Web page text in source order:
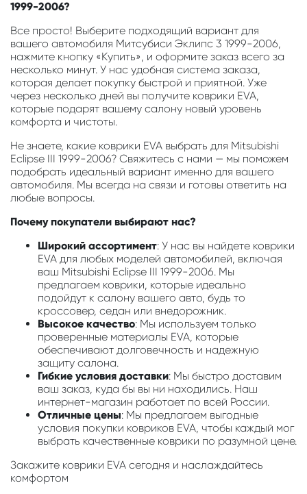
1999-2006?
Все просто! Выберите подходящий вариант для
вашего автомобиля Митсубиси Эклипс 3 1999-2006,
нажмите кнопку «Купить», и оформите заказ всего за
несколько минут. У нас удобная система заказа,
которая делает покупку быстрой и приятной. Уже
через несколько дней вы получите коврики EVA,
которые подарят вашему салону новый уровень
комфорта и чистоты.
Не знаете, какие коврики EVA выбрать для Mitsubishi
Eclipse III 1999-2006? Свяжитесь с нами — мы поможем
подобрать идеальный вариант именно для вашего
автомобиля. Мы всегда на связи и готовы ответить на
любые вопросы.
Почему покупатели выбирают нас?
Широкий ассортимент: У нас вы найдете коврики
EVA для любых моделей автомобилей, включая
ваш Mitsubishi Eclipse III 1999-2006. Мы
предлагаем коврики, которые идеально
подойдут к салону вашего авто, будь то
кроссовер, седан или внедорожник.
Высокое качество: Мы используем только
проверенные материалы EVA, которые
обеспечивают долговечность и надежную
защиту салона.
Гибкие условия доставки: Мы быстро доставим
ваш заказ, куда бы вы ни находились. Наш
интернет-магазин работает по всей России.
Отличные цены: Мы предлагаем выгодные
условия покупки ковриков EVA, чтобы каждый мог
выбрать качественные коврики по разумной цене.
Закажите коврики EVA сегодня и наслаждайтесь
комфортом